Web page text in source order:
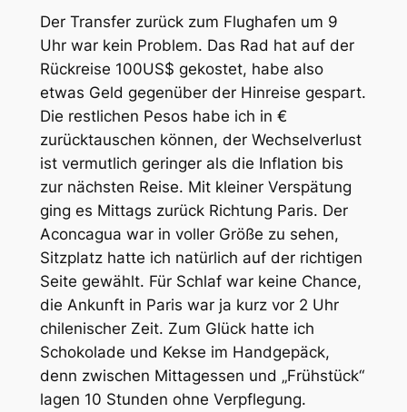
Der Transfer zurück zum Flughafen um 9
Uhr war kein Problem. Das Rad hat auf der
Rückreise 100US$ gekostet, habe also
etwas Geld gegenüber der Hinreise gespart.
Die restlichen Pesos habe ich in €
zurücktauschen können, der Wechselverlust
ist vermutlich geringer als die Inflation bis
zur nächsten Reise. Mit kleiner Verspätung
ging es Mittags zurück Richtung Paris. Der
Aconcagua war in voller Größe zu sehen,
Sitzplatz hatte ich natürlich auf der richtigen
Seite gewählt. Für Schlaf war keine Chance,
die Ankunft in Paris war ja kurz vor 2 Uhr
chilenischer Zeit. Zum Glück hatte ich
Schokolade und Kekse im Handgepäck,
denn zwischen Mittagessen und „Frühstück“
lagen 10 Stunden ohne Verpflegung.